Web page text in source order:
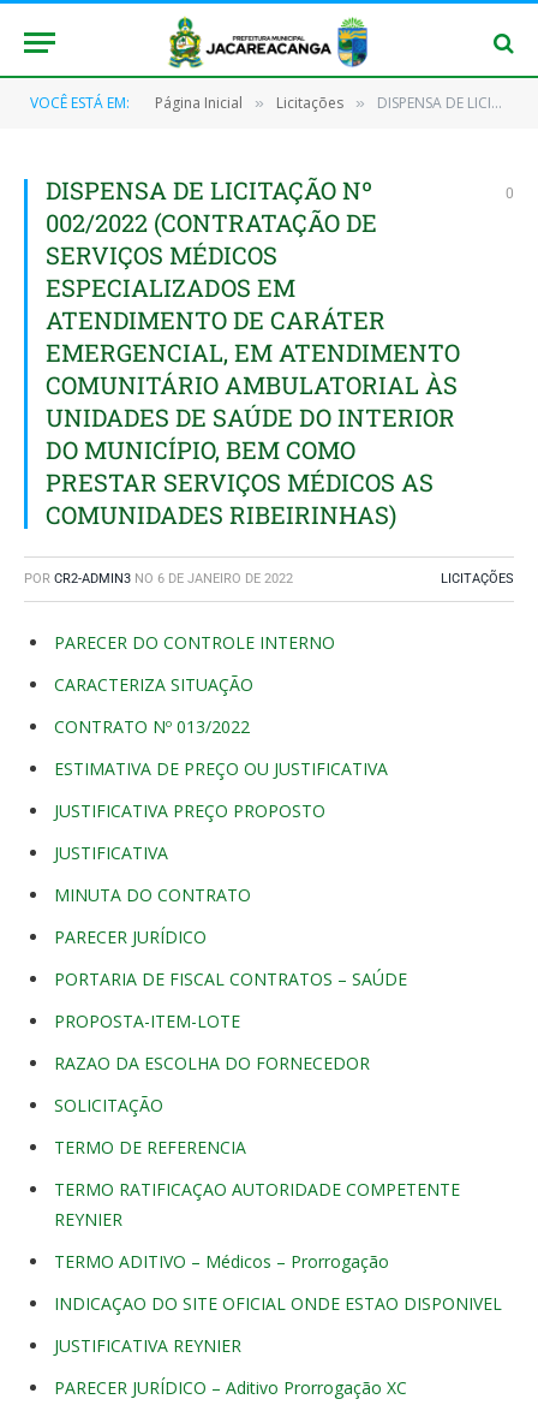
VOCÊ ESTÁ EM: Página Inicial » Licitações » DISPENSA DE LICITAÇÃO Nº 002/2022 (CONTRATAÇÃO DE SERVIÇOS MÉDICOS ESPECIALIZADOS EM ATENDIMENTO DE CARÁTER EMERGENCIAL, EM ATENDIMENTO COMUNITÁRIO AMBULATORIAL ÀS UNIDADES DE SAÚDE DO INTERIOR DO MUNICÍPIO, BEM COMO PRESTAR SERVIÇOS MÉDICOS AS COMUNIDADES RIBEIRINHAS)
DISPENSA DE LICITAÇÃO Nº
002/2022 (CONTRATAÇÃO DE
SERVIÇOS MÉDICOS
ESPECIALIZADOS EM
ATENDIMENTO DE CARÁTER
EMERGENCIAL, EM ATENDIMENTO
COMUNITÁRIO AMBULATORIAL ÀS
UNIDADES DE SAÚDE DO INTERIOR
DO MUNICÍPIO, BEM COMO
PRESTAR SERVIÇOS MÉDICOS AS
COMUNIDADES RIBEIRINHAS)
0
POR CR2-ADMIN3 NO 6 DE JANEIRO DE 2022 LICITAÇÕES
PARECER DO CONTROLE INTERNO
CARACTERIZA SITUAÇÃO
CONTRATO Nº 013/2022
ESTIMATIVA DE PREÇO OU JUSTIFICATIVA
JUSTIFICATIVA PREÇO PROPOSTO
JUSTIFICATIVA
MINUTA DO CONTRATO
PARECER JURÍDICO
PORTARIA DE FISCAL CONTRATOS – SAÚDE
PROPOSTA-ITEM-LOTE
RAZAO DA ESCOLHA DO FORNECEDOR
SOLICITAÇÃO
TERMO DE REFERENCIA
TERMO RATIFICAÇAO AUTORIDADE COMPETENTE
REYNIER
TERMO ADITIVO – Médicos – Prorrogação
INDICAÇAO DO SITE OFICIAL ONDE ESTAO DISPONIVEL
JUSTIFICATIVA REYNIER
PARECER JURÍDICO – Aditivo Prorrogação XC